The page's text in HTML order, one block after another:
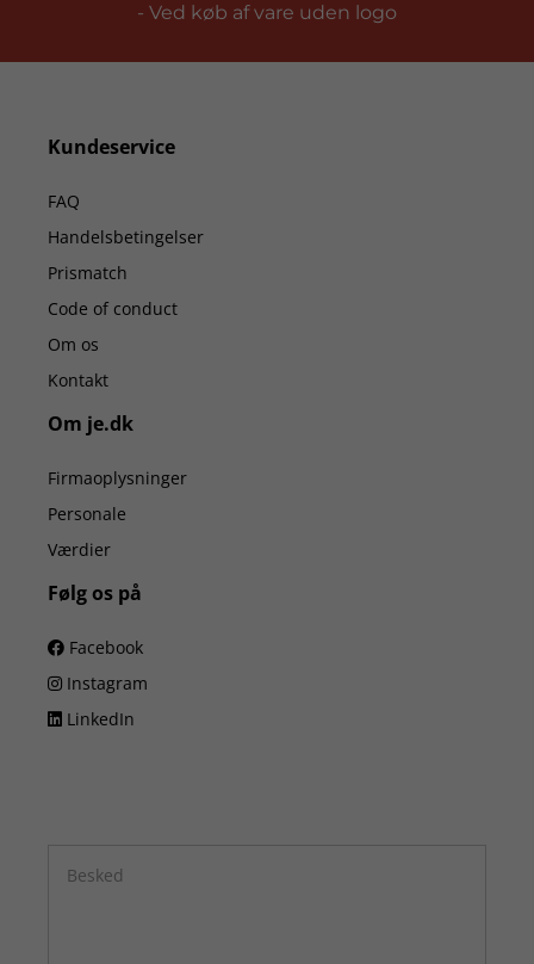
- Ved køb af vare uden logo
Kundeservice
FAQ
Handelsbetingelser
Prismatch
Code of conduct
Om os
Kontakt
Om je.dk
Firmaoplysninger
Personale
Værdier
Følg os på
Facebook
Instagram
LinkedIn